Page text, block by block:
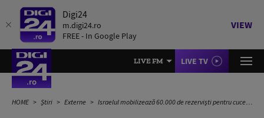
Digi24
m.digi24.ro
FREE - In Google Play
VIEW
LIVE FM LIVE TV
HOME Știri Externe Israelul mobilizează 60.000 de rezerviști pentru cucerirea orașului Gaza